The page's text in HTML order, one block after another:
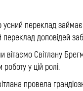
усний переклад
переклад доповідей
ми вітаємо Світлану
у цій ролі.
провела